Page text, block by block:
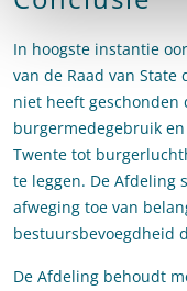
In hoogste instantie
van de Raad van
niet heeft geschonden
burgermedegebruik
Twente tot
te leggen. De Afdeling
afweging toe van
bestuursbevoegdheid
De Afdeling behoudt